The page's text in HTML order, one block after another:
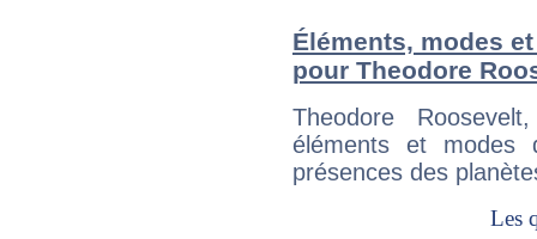
Éléments, modes
pour Theodore
Theodore
éléments et modes
présences des